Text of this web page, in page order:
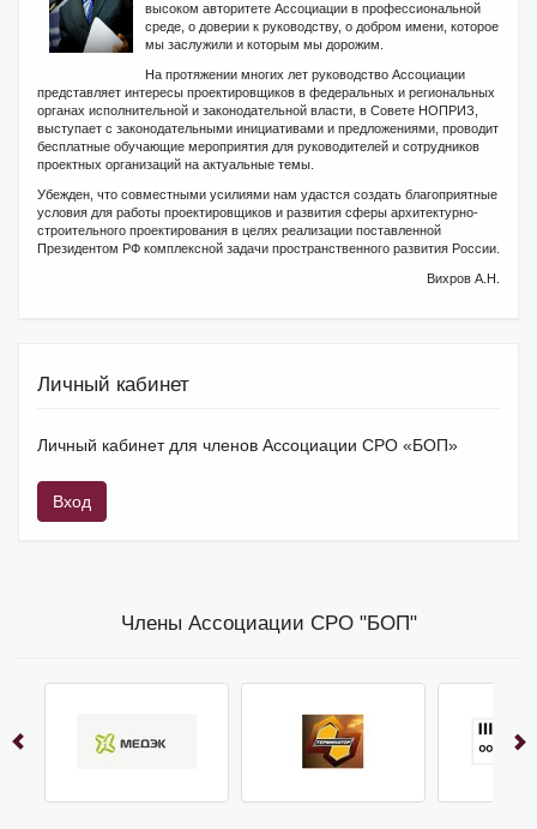
высоком авторитете Ассоциации в профессиональной
среде, о доверии к руководству, о добром имени, которое
мы заслужили и которым мы дорожим.
На протяжении многих лет руководство Ассоциации
представляет интересы проектировщиков в федеральных и региональных
органах исполнительной и законодательной власти, в Совете НОПРИЗ,
выступает с законодательными инициативами и предложениями, проводит
бесплатные обучающие мероприятия для руководителей и сотрудников
проектных организаций на актуальные темы.
Убежден, что совместными усилиями нам удастся создать благоприятные
условия для работы проектировщиков и развития сферы архитектурно-
строительного проектирования в целях реализации поставленной
Президентом РФ комплексной задачи пространственного развития России.
Вихров А.Н.
Личный кабинет
Личный кабинет для членов Ассоциации СРО «БОП»
Вход
Члены Ассоциации СРО "БОП"